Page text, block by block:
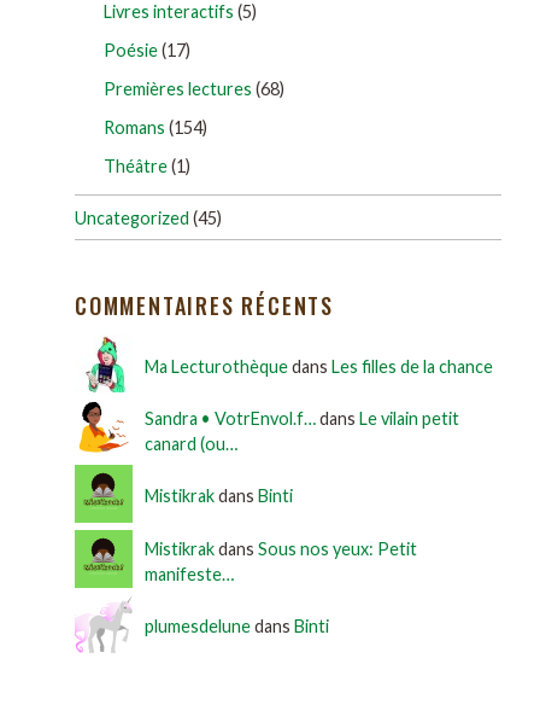
Livres interactifs (5)
Poésie(17)
Premières lectures (68)
Romans (154)
Théâtre(1)
Uncategorized (45)
COMMENTAIRES RÉCENTS
Ma Lecturothèquedans Les filles de la chance
Sandra • VotrEnvol.f…dans Le vilain petit
canard (ou…
Mistikrakdans Binti
Mistikrakdans Sous nos yeux: Petit
manifeste…
plumesdelunedans Binti